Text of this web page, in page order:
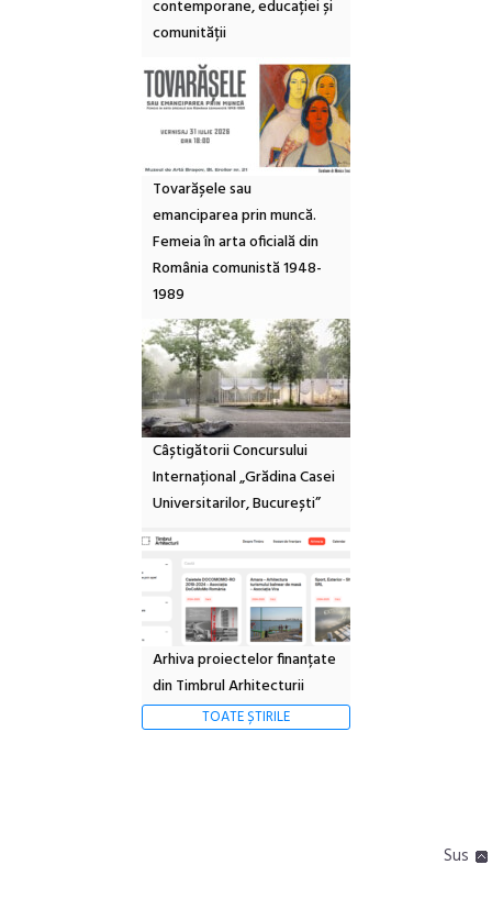
contemporane, educației și
comunității
Tovarășele sau
emanciparea prin muncă.
Femeia în arta oficială din
România comunistă 1948-
1989
Câștigătorii Concursului
Internațional „Grădina Casei
Universitarilor, București”
Arhiva proiectelor finanțate
din Timbrul Arhitecturii
TOATE ȘTIRILE
Sus